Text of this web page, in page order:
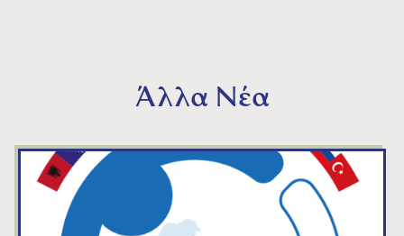
Άλλα Νέα